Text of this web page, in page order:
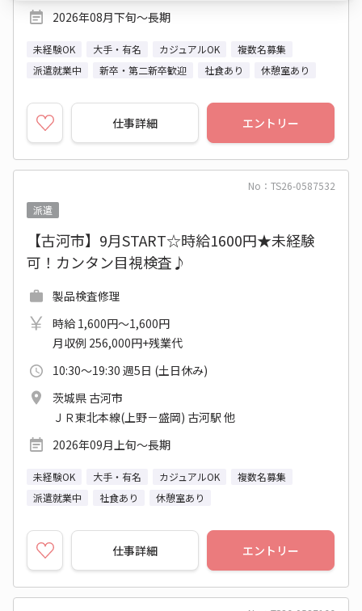
2026年08月下旬～長期
未経験OK 大手・有名 カジュアルOK
複数名募集
派遣就業中
新卒・第二新卒歓迎 社食あり 休憩室あり
仕事詳細 エントリー
No：TS26-0587532
派遣
【古河市】9月START☆時給1600円★未経験
可！カンタン目視検査♪
製品検査修理
時給 1,600円～1,600円
月収例 256,000円+残業代
10:30～19:30 週5日 (土日休み)
茨城県 古河市
ＪＲ東北本線(上野－盛岡) 古河駅 他
2026年09月上旬～長期
未経験OK 大手・有名 カジュアルOK
複数名募集
派遣就業中
社食あり 休憩室あり
仕事詳細 エントリー